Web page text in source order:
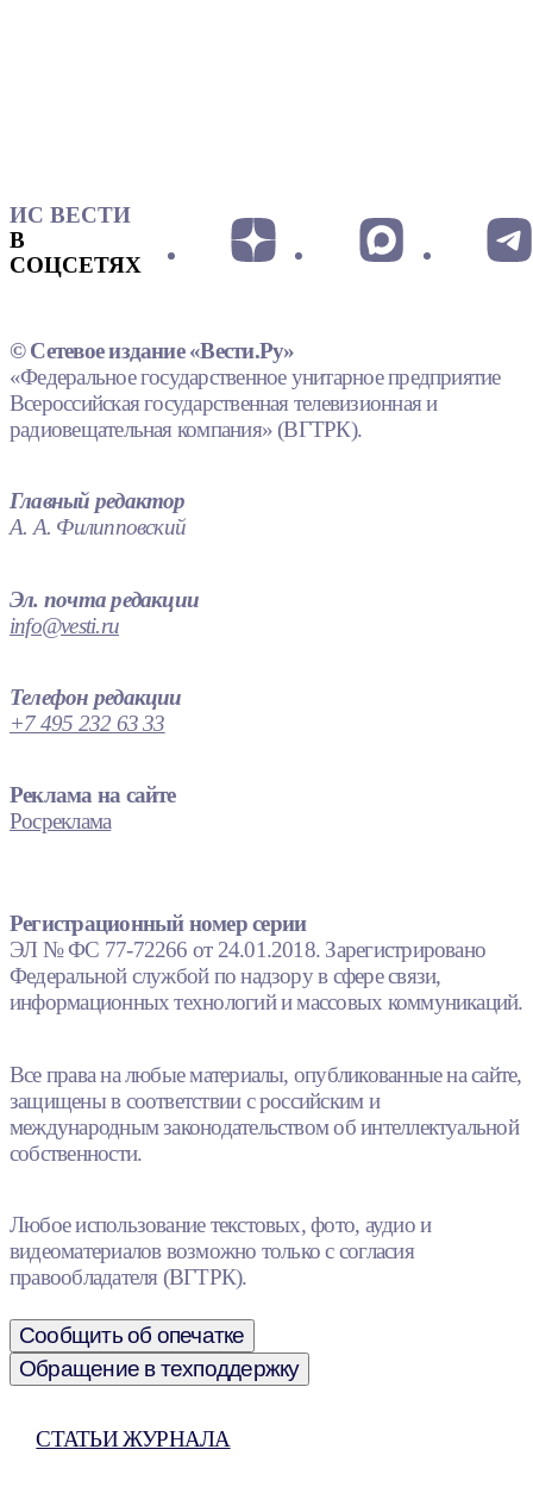
ИС ВЕСТИ
В
СОЦСЕТЯХ
© Сетевое издание «Вести.Ру»
«Федеральное государственное унитарное предприятие
Всероссийская государственная телевизионная и
радиовещательная компания» (ВГТРК).
Главный редактор
А. А. Филипповский
Эл. почта редакции
info@vesti.ru
Телефон редакции
+7 495 232 63 33
Реклама на сайте
Росреклама
Регистрационный номер серии
ЭЛ № ФС 77-72266 от 24.01.2018. Зарегистрировано
Федеральной службой по надзору в сфере связи,
информационных технологий и массовых коммуникаций.
Все права на любые материалы, опубликованные на сайте,
защищены в соответствии с российским и
международным законодательством об интеллектуальной
собственности.
Любое использование текстовых, фото, аудио и
видеоматериалов возможно только с согласия
правообладателя (ВГТРК).
Сообщить об опечатке
Обращение в техподдержку
СТАТЬИ ЖУРНАЛА